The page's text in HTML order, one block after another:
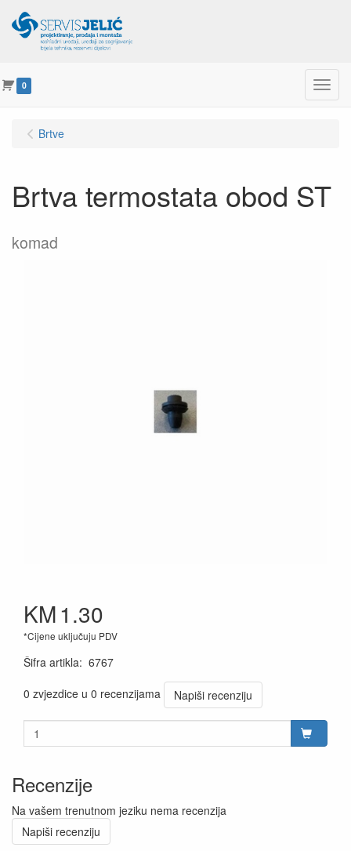
0 Menu
Brtve
Brtva termostata obod ST
komad
KM1.30
*Cijene uključuju PDV
Šifra artikla: 6767
0 zvjezdice u 0 recenzijama
Napiši recenziju
Recenzije
Na vašem trenutnom jeziku nema recenzija
Napiši recenziju